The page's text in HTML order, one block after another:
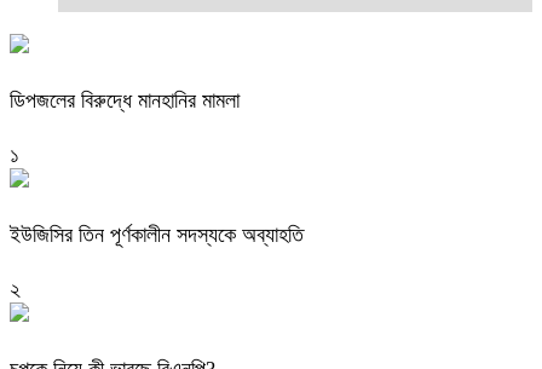
ডিপজলের বিরুদ্ধে মানহানির মামলা
১
ইউজিসির তিন পূর্ণকালীন সদস্যকে অব্যাহতি
২